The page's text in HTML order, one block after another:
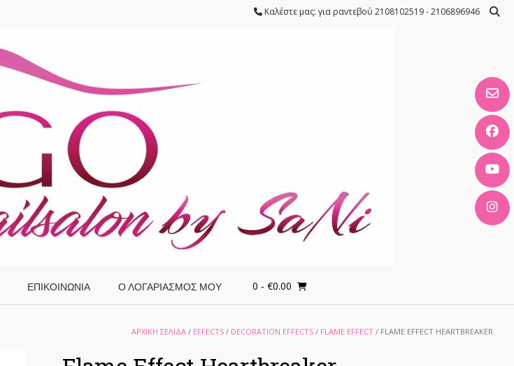
Καλέστε μας: για ραντεβού 2108102519 - 2106896946
ΕΠΙΚΟΙΝΩΝΙΑ Ο ΛΟΓΑΡΙΑΣΜΌΣ ΜΟΥ 0 - €0.00
ΑΡΧΙΚΉ ΣΕΛΊΔΑ / EFFECTS / DECORATION EFFECTS / FLAME EFFECT / FLAME EFFECT HEARTBREAKER